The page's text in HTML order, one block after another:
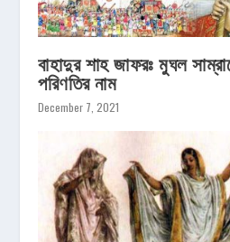
বাহাদুর শাহ জাফরঃ মুঘল
পরিণতির নাম
December 7, 2021